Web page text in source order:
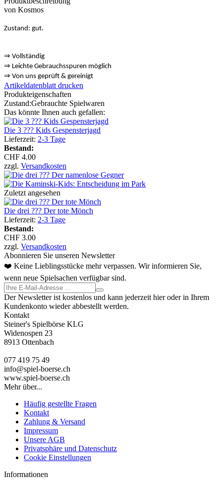
von Kosmos
Zustand: gut.
⇒ Vollständig
⇒ ️ Leichte Gebrauchsspuren möglich
⇒ Von uns geprüft & gereinigt
Artikeldatenblatt drucken
Produkteigenschaften
Zustand:Gebrauchte Spielwaren
Das könnte Ihnen auch gefallen:
Die 3 ??? Kids Gespensterjagd
Lieferzeit: 2-3 Tage
Bestand:
CHF 4.00
zzgl. Versandkosten
Zuletzt angesehen
Die drei ??? Der tote Mönch
Lieferzeit: 2-3 Tage
Bestand:
CHF 3.00
zzgl. Versandkosten
Abonnieren Sie unseren Newsletter
❤️ Keine Lieblingsstücke mehr verpassen. Wir informieren Sie,
wenn neue Spielsachen verfügbar sind.
Der Newsletter ist kostenlos und kann jederzeit hier oder in Ihrem
Kundenkonto wieder abbestellt werden.
Kontakt
Steiner's Spielbörse KLG
Widenospen 23
8913 Ottenbach
077 419 75 49
info@spiel-boerse.ch
www.spiel-boerse.ch
Mehr über...
Häufig gestellte Fragen
Kontakt
Zahlung & Versand
Impressum
Unsere AGB
Privatsphäre und Datenschutz
Cookie Einstellungen
Informationen